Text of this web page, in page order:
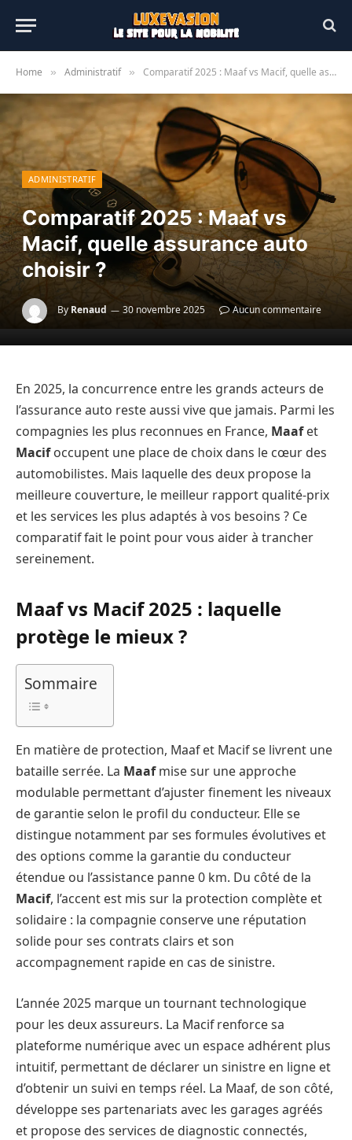
Home » Administratif » Comparatif 2025 : Maaf vs Macif, quelle assurance auto choisir ?
ADMINISTRATIF
Comparatif 2025 : Maaf vs
Macif, quelle assurance auto
choisir ?
By Renaud 30 novembre 2025 Aucun commentaire
En 2025, la concurrence entre les grands acteurs de
l’assurance auto reste aussi vive que jamais. Parmi les
compagnies les plus reconnues en France, Maafet
Macifoccupent une place de choix dans le cœur des
automobilistes. Mais laquelle des deux propose la
meilleure couverture, le meilleur rapport qualité‑prix
et les services les plus adaptés à vos besoins ? Ce
comparatif fait le point pour vous aider à trancher
sereinement.
Maaf vs Macif 2025 : laquelle
protège le mieux ?
Sommaire
En matière de protection, Maaf et Macif se livrent une
bataille serrée. La Maafmise sur une approche
modulable permettant d’ajuster finement les niveaux
de garantie selon le profil du conducteur. Elle se
distingue notamment par ses formules évolutives et
des options comme la garantie du conducteur
étendue ou l’assistance panne 0 km. Du côté de la
Macif, l’accent est mis sur la protection complète et
solidaire : la compagnie conserve une réputation
solide pour ses contrats clairs et son
accompagnement rapide en cas de sinistre.
L’année 2025 marque un tournant technologique
pour les deux assureurs. La Macif renforce sa
plateforme numérique avec un espace adhérent plus
intuitif, permettant de déclarer un sinistre en ligne et
d’obtenir un suivi en temps réel. La Maaf, de son côté,
développe ses partenariats avec les garages agréés
et propose des services de diagnostic connectés,